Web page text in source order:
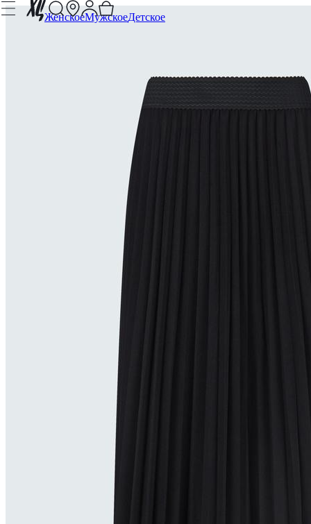
ЖенскоеМужскоеДетское